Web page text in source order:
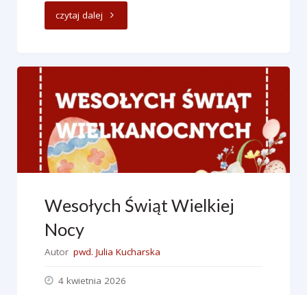
czytaj dalej "HAL
Wesołych Świąt Wielkiej
Nocy
Autor pwd. Julia Kucharska
4 kwietnia 2026